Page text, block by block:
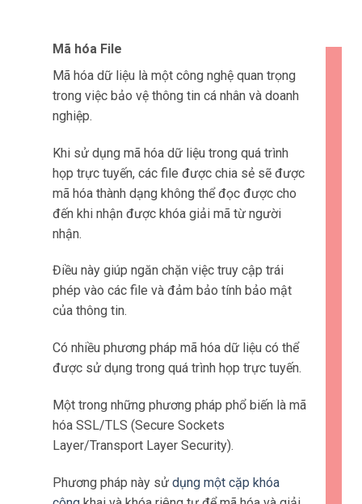
Mã hóa File
Mã hóa dữ liệu là một công nghệ quan trọng
trong việc bảo vệ thông tin cá nhân và doanh
nghiệp.
Khi sử dụng mã hóa dữ liệu trong quá trình
họp trực tuyến, các file được chia sẻ sẽ được
mã hóa thành dạng không thể đọc được cho
đến khi nhận được khóa giải mã từ người
nhận.
Điều này giúp ngăn chặn việc truy cập trái
phép vào các file và đảm bảo tính bảo mật
của thông tin.
Có nhiều phương pháp mã hóa dữ liệu có thể
được sử dụng trong quá trình họp trực tuyến.
Một trong những phương pháp phổ biến là mã
hóa SSL/TLS (Secure Sockets
Layer/Transport Layer Security).
Phương pháp này sử dụng một cặp khóa